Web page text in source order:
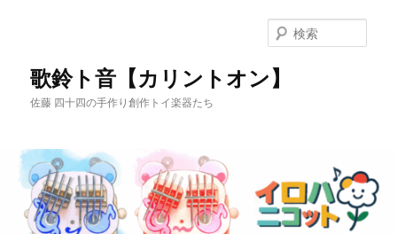
歌鈴ト音【カリントオン】
佐藤 四十四の手作り創作トイ楽器たち
索